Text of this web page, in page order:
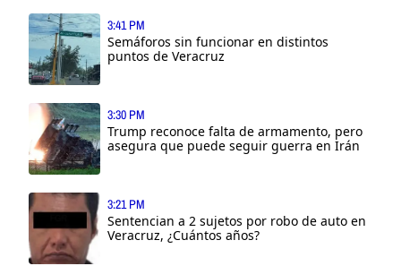
3:41 PM
Semáforos sin funcionar en distintos
puntos de Veracruz
3:30 PM
Trump reconoce falta de armamento, pero
asegura que puede seguir guerra en Irán
3:21 PM
Sentencian a 2 sujetos por robo de auto en
Veracruz, ¿Cuántos años?